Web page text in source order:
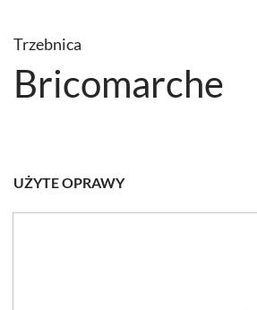
Trzebnica
Bricomarche
UŻYTE OPRAWY